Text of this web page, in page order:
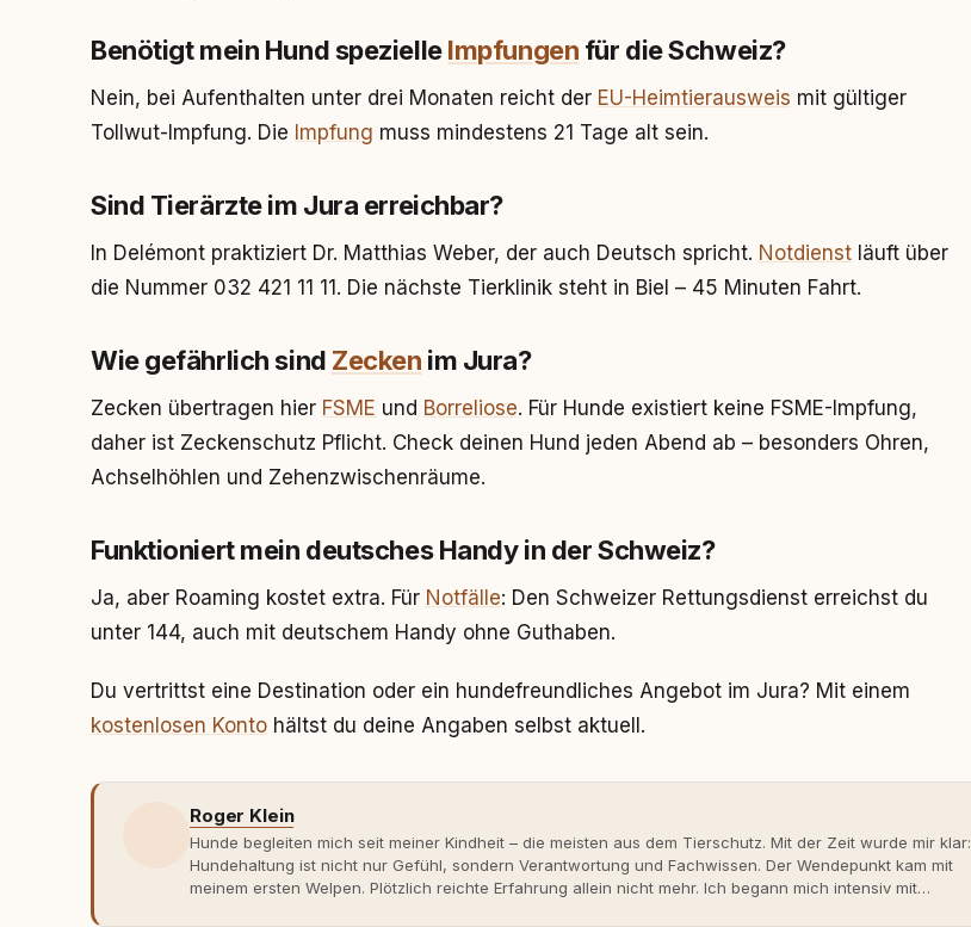
Benötigt mein Hund spezielleImpfungen für die Schweiz?
Nein, bei Aufenthalten unter drei Monaten reicht der EU-Heimtierausweis mit gültiger
Tollwut-Impfung. Die Impfung muss mindestens 21 Tage alt sein.
Sind Tierärzte im Jura erreichbar?
In Delémont praktiziert Dr. Matthias Weber, der auch Deutsch spricht. Notdienst läuft über
die Nummer 032 421 11 11. Die nächste Tierklinik steht in Biel – 45 Minuten Fahrt.
Wie gefährlich sind Zecken im Jura?
Zecken übertragen hier FSME und Borreliose. Für Hunde existiert keine FSME-Impfung,
daher ist Zeckenschutz Pflicht. Check deinen Hund jeden Abend ab – besonders Ohren,
Achselhöhlen und Zehenzwischenräume.
Funktioniert mein deutsches Handy in der Schweiz?
Ja, aber Roaming kostet extra. Für Notfälle: Den Schweizer Rettungsdienst erreichst du
unter 144, auch mit deutschem Handy ohne Guthaben.
Du vertrittst eine Destination oder ein hundefreundliches Angebot im Jura? Mit einem
kostenlosen Konto hältst du deine Angaben selbst aktuell.
Roger Klein
Hunde begleiten mich seit meiner Kindheit – die meisten aus dem Tierschutz. Mit der Zeit wurde mir klar:
Hundehaltung ist nicht nur Gefühl, sondern Verantwortung und Fachwissen. Der Wendepunkt kam mit
meinem ersten Welpen. Plötzlich reichte Erfahrung allein nicht mehr. Ich begann mich intensiv mit